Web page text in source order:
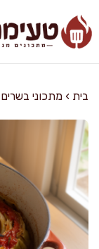
לתוכן
בית › מתכוני בשרים